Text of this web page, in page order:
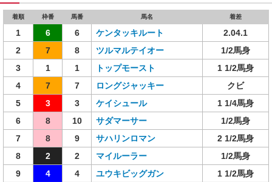
着順 枠番 馬番 馬名 着差
1 6 6 ケンタッキルート
2.04.1
2
7 8 ツルマルテイオー
1/2馬身
3
1 1 トップモースト
1 1/2馬身
4
7 7 ロングジャッキー
クビ
5
3 3 ケイシュール
1 1/4馬身
6
8 10 サダマーサー
1/2馬身
7
8 9 サハリンロマン
2 1/2馬身
8
2 2 マイルーラー
1/2馬身
9
4 4 ユウキビッグガン
1 1/2馬身